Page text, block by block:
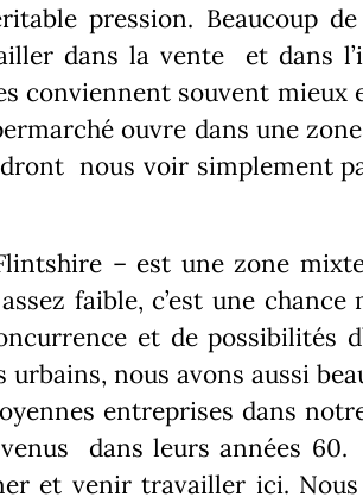
pression. Beaucoup
dans la vente et dans
conviennent souvent
ouvre dans une
nous voir simplement
– est une zone
faible, c’est une
et de possibilités
urbains, nous avons aussi
entreprises dans
dans leurs années
et venir travailler ici.